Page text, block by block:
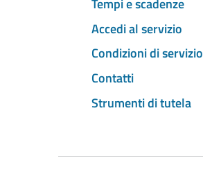
Accedi al servizio
Condizioni di servizio
Contatti
Strumenti di tutela